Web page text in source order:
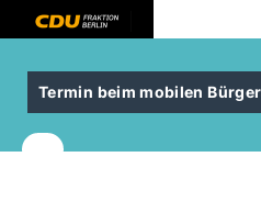
Termin beim mobilen